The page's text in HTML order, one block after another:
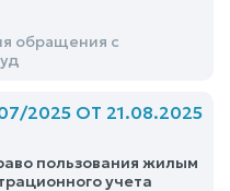
обращения с
2025 ОТ 21.08.2025
пользования жилым
учета